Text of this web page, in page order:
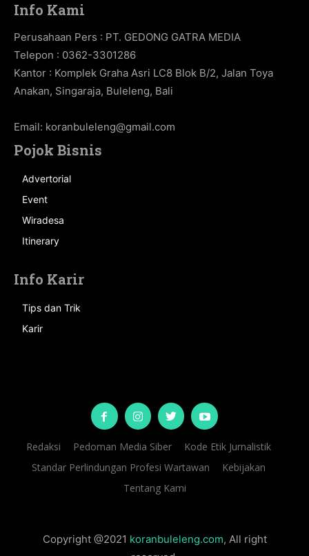
Info Kami
Perusahaan Pers : PT. GEDONG GATRA MEDIA
Telepon : 0362-3301286
Kantor : Komplek Graha Asri LC8 Blok B/2, Jalan Toya
Anakan, Singaraja, Buleleng, Bali
Email: koranbuleleng@gmail.com
Pojok Bisnis
Advertorial
Event
Wiradesa
Itinerary
Info Karir
Tips dan Trik
Karir
Redaksi Pedoman Media Siber
Kode Etik Jurnalistik
Standar Perlindungan Profesi Wartawan
Kebijakan
Tentang Kami
Copyright @2021 koranbuleleng.com, All right